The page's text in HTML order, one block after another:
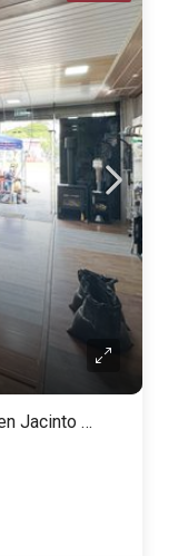
Local Comercial en venta ubicado en Jacinto Vera